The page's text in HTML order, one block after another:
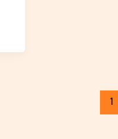
1